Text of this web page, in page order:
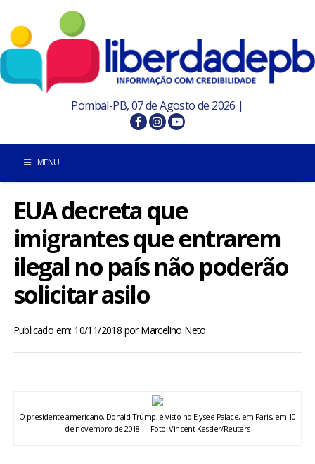
Pombal-PB, 07 de Agosto de 2026 |
MENU
INÍCIO
POMBAL E REGIÃO
PARAÍBA
EUA decreta que
imigrantes que entrarem
ilegal no país não poderão
solicitar asilo
Publicado em: 10/11/2018 porMarcelino Neto
O presidente americano, Donald Trump, é visto no Elysee Palace, em Paris, em 10
de novembro de 2018 — Foto: Vincent Kessler/Reuters